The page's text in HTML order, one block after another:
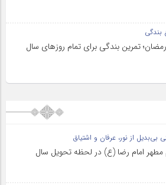
بندگی
تمرین بندگی برای تمام روزهای سال
بی‌بدیل از نور، عرفان و اشتیاق
امام رضا (ع) در لحظه تحویل سال